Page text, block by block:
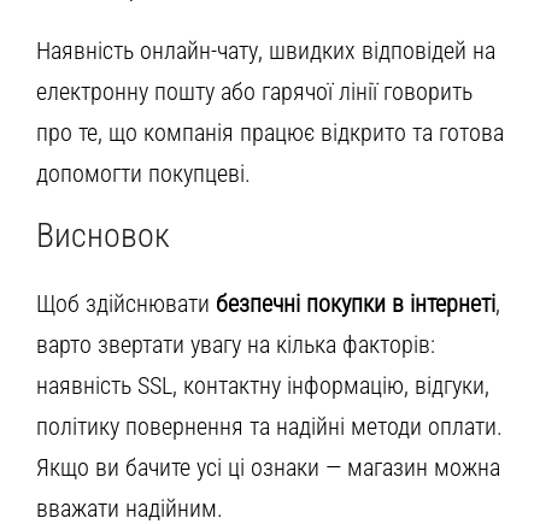
Наявність онлайн-чату, швидких відповідей на
електронну пошту або гарячої лінії говорить
про те, що компанія працює відкрито та готова
допомогти покупцеві.
Висновок
Щоб здійснювати безпечні покупки в інтернеті,
варто звертати увагу на кілька факторів:
наявність SSL, контактну інформацію, відгуки,
політику повернення та надійні методи оплати.
Якщо ви бачите усі ці ознаки — магазин можна
вважати надійним.